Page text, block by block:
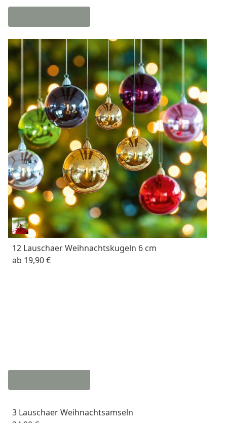
12 Lauschaer Weihnachtskugeln 6 cm
ab 19,90 €
3 Lauschaer Weihnachtsamseln